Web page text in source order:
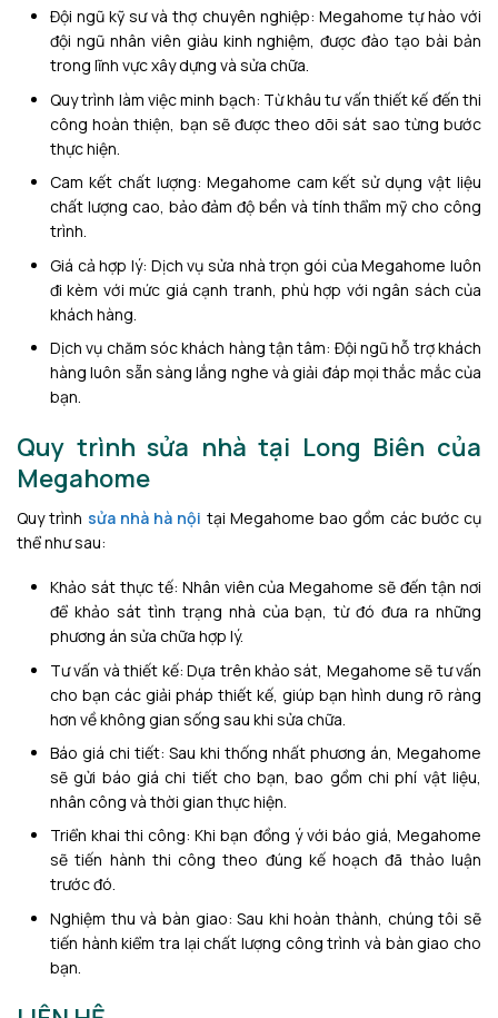
Đội ngũ kỹ sư và thợ chuyên nghiệp: Megahome tự hào với
đội ngũ nhân viên giàu kinh nghiệm, được đào tạo bài bản
trong lĩnh vực xây dựng và sửa chữa.
Quy trình làm việc minh bạch: Từ khâu tư vấn thiết kế đến thi
công hoàn thiện, bạn sẽ được theo dõi sát sao từng bước
thực hiện.
Cam kết chất lượng: Megahome cam kết sử dụng vật liệu
chất lượng cao, bảo đảm độ bền và tính thẩm mỹ cho công
trình.
Giá cả hợp lý: Dịch vụ sửa nhà trọn gói của Megahome luôn
đi kèm với mức giá cạnh tranh, phù hợp với ngân sách của
khách hàng.
Dịch vụ chăm sóc khách hàng tận tâm: Đội ngũ hỗ trợ khách
hàng luôn sẵn sàng lắng nghe và giải đáp mọi thắc mắc của
bạn.
Quy trình sửa nhà tại Long Biên của
Megahome
Quy trình sửa nhà hà nội tại Megahome bao gồm các bước cụ
thể như sau:
Khảo sát thực tế: Nhân viên của Megahome sẽ đến tận nơi
để khảo sát tình trạng nhà của bạn, từ đó đưa ra những
phương án sửa chữa hợp lý.
Tư vấn và thiết kế: Dựa trên khảo sát, Megahome sẽ tư vấn
cho bạn các giải pháp thiết kế, giúp bạn hình dung rõ ràng
hơn về không gian sống sau khi sửa chữa.
Báo giá chi tiết: Sau khi thống nhất phương án, Megahome
sẽ gửi báo giá chi tiết cho bạn, bao gồm chi phí vật liệu,
nhân công và thời gian thực hiện.
Triển khai thi công: Khi bạn đồng ý với báo giá, Megahome
sẽ tiến hành thi công theo đúng kế hoạch đã thảo luận
trước đó.
Nghiệm thu và bàn giao: Sau khi hoàn thành, chúng tôi sẽ
tiến hành kiểm tra lại chất lượng công trình và bàn giao cho
bạn.